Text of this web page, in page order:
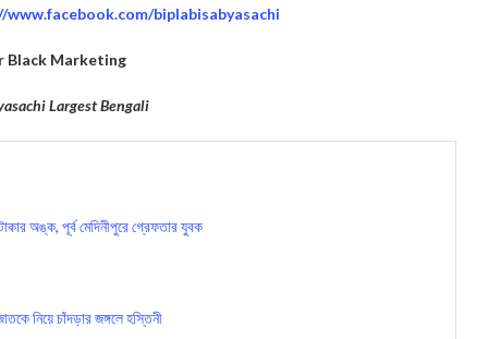
biplabisabyasachi
Black Marketing
Largest Bengali
অঙ্ক, পূর্ব মেদিনীপুরে গ্রেফতার যুবক
নিয়ে চাঁদড়ার জঙ্গলে হস্তিনী